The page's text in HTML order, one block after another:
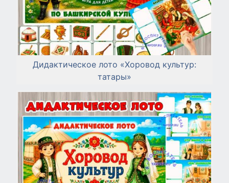
Дидактическое лото «Хоровод культур:
татары»